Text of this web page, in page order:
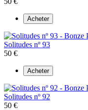
Acheter
Solitudes nº 93
50 €
Acheter
Solitudes nº 92
50 €